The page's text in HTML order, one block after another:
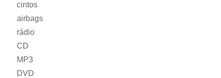
cintos
airbags
rádio
CD
MP3
DVD